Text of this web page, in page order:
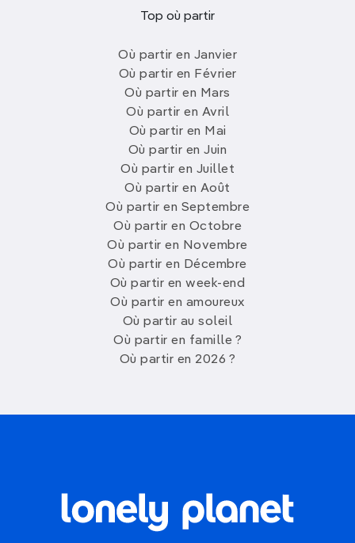
Top où partir
Où partir en Janvier
Où partir en Février
Où partir en Mars
Où partir en Avril
Où partir en Mai
Où partir en Juin
Où partir en Juillet
Où partir en Août
Où partir en Septembre
Où partir en Octobre
Où partir en Novembre
Où partir en Décembre
Où partir en week-end
Où partir en amoureux
Où partir au soleil
Où partir en famille ?
Où partir en 2026 ?